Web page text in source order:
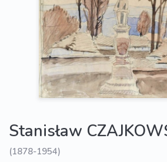
Stanisław
(1878-1954)